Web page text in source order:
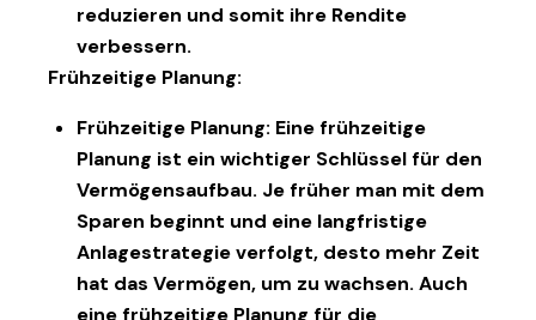
reduzieren und somit ihre Rendite
verbessern.
Frühzeitige Planung:
Frühzeitige Planung: Eine frühzeitige
Planung ist ein wichtiger Schlüssel für den
Vermögensaufbau. Je früher man mit dem
Sparen beginnt und eine langfristige
Anlagestrategie verfolgt, desto mehr Zeit
hat das Vermögen, um zu wachsen. Auch
eine frühzeitige Planung für die